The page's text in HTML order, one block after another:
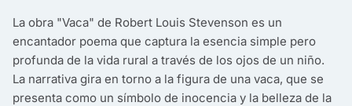
La obra "Vaca" de Robert Louis Stevenson es un
encantador poema que captura la esencia simple pero
profunda de la vida rural a través de los ojos de un niño.
La narrativa gira en torno a la figura de una vaca, que se
presenta como un símbolo de inocencia y la belleza de la